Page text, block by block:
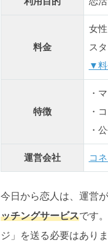
料金
女
ス
▼料
特徴
・
・
・
運営会社 コ
今日から恋人は、運営が
ッチングサービスです
ジ」を送る必要はありま